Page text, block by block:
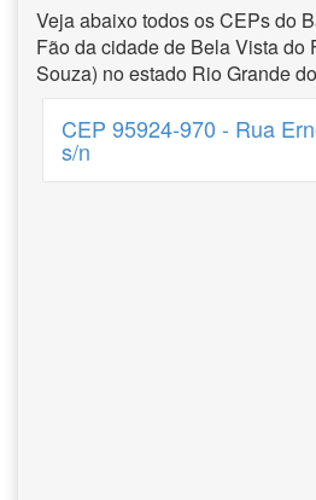
Veja abaixo todos os CEPs do
Fão da cidade de Bela Vista do
Souza) no estado Rio Grande
CEP 95924-970 - Rua
s/n